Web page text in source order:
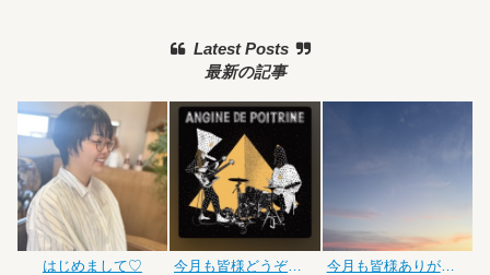
Latest Posts
最新の記事
はじめまして♡ 今月も皆様どうぞよろしくお願いいたします 今月も皆様ありがとうございました